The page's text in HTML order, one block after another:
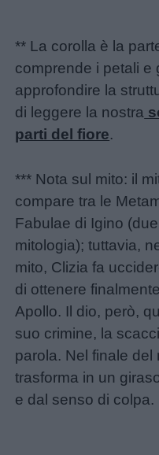
** La corolla è la
comprende i petali e
approfondire la
di leggere la nostra
parti del fiore.
*** Nota sul mito: il
compare tra le
Fabulae di Igino
mitologia); tuttavia,
mito, Clizia fa
di ottenere
Apollo. Il dio, però,
suo crimine, la
parola. Nel finale del
trasforma in un
e dal senso di colpa.